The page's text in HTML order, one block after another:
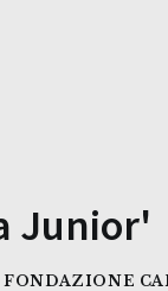
Junior'
FONDAZIONE